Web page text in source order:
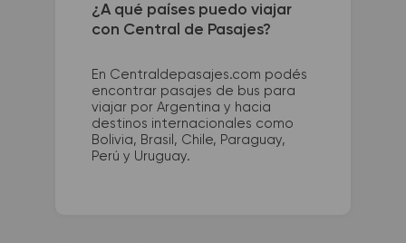
¿A qué países puedo viajar
con Central de Pasajes?
En Centraldepasajes.com podés
encontrar pasajes de bus para
viajar por Argentina y hacia
destinos internacionales como
Bolivia, Brasil, Chile, Paraguay,
Perú y Uruguay.